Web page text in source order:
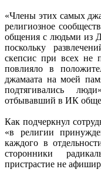
«Члены этих самых
религиозное
общения с людьми из
поскольку
скепсис при всех не
повлияло в
джамаата на моей
подтягивались
отбывавший в ИК
Как подчеркнул
«в религии
каждого в
сторонники
пристрастие не